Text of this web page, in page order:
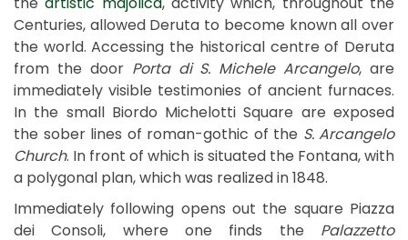
Centuries, allowed Deruta to become known all over
the world. Accessing the historical centre of Deruta
from the door Porta di S. Michele Arcangelo, are
immediately visible testimonies of ancient furnaces.
In the small Biordo Michelotti Square are exposed
the sober lines of roman-gothic of the S. Arcangelo
Church. In front of which is situated the Fontana, with
a polygonal plan, which was realized in 1848.
Immediately following opens out the square Piazza
dei Consoli, where one finds the Palazzetto